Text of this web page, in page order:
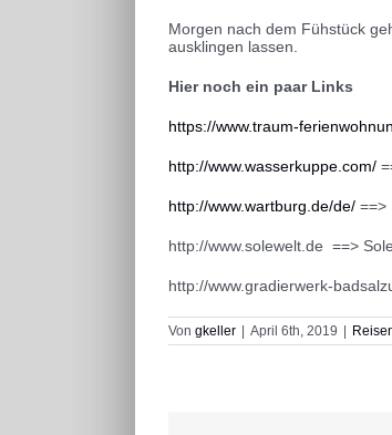
Morgen nach dem Fühstück
ausklingen lassen.
Hier noch ein paar Links
https://www.traum-
http://www.wasserkuppe.com/
http://www.wartburg.de/de/ ==>
http://www.solewelt.de ==>
http://www.gradierwerk-
Von gkeller April 6th, 2019